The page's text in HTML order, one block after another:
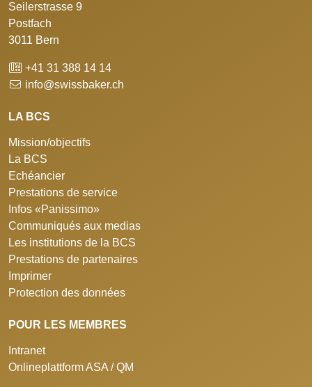
Seilerstrasse 9
Postfach
3011 Bern
+41 31 388 14 14
info@swissbaker.ch
LA BCS
Mission/objectifs
La BCS
Echéancier
Prestations de service
Infos «Panissimo»
Communiqués aux medias
Les institutions de la BCS
Prestations de partenaires
Imprimer
Protection des données
POUR LES MEMBRES
Intranet
Onlineplattform ASA / QM